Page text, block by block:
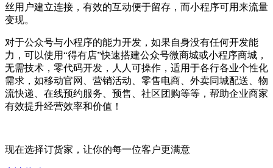
丝用户建立连接，有效的互动便于留存，而小程序可用来流量
变现。
对于公众号与小程序的能力开发，如果自身没有任何开发能
力，可以使用“得有店”快速搭建公众号微商城或小程序商城，
无需技术，零代码开发，人人可操作，适用于各行各业个性化
需求，如移动官网、营销活动、零售电商、外卖同城配送、物
流快递、在线预约服务、预售、社区团购等等，帮助企业商家
有效提升经营效率和价值！
现在选择订货家，让你的每一位客户更满意